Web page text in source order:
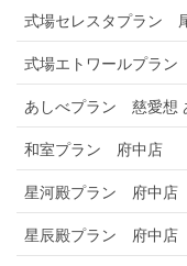
式場セレスタプラン
式場エトワールプラ
あしべプラン 慈愛想
和室プラン 府中店
星河殿プラン 府中店
星辰殿プラン 府中店